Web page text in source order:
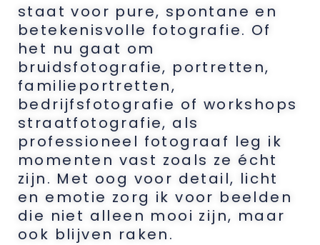
staat voor pure, spontane en
betekenisvolle fotografie. Of
het nu gaat om
bruidsfotografie, portretten,
familieportretten,
bedrijfsfotografie of workshops
straatfotografie, als
professioneel fotograaf leg ik
momenten vast zoals ze écht
zijn. Met oog voor detail, licht
en emotie zorg ik voor beelden
die niet alleen mooi zijn, maar
ook blijven raken.